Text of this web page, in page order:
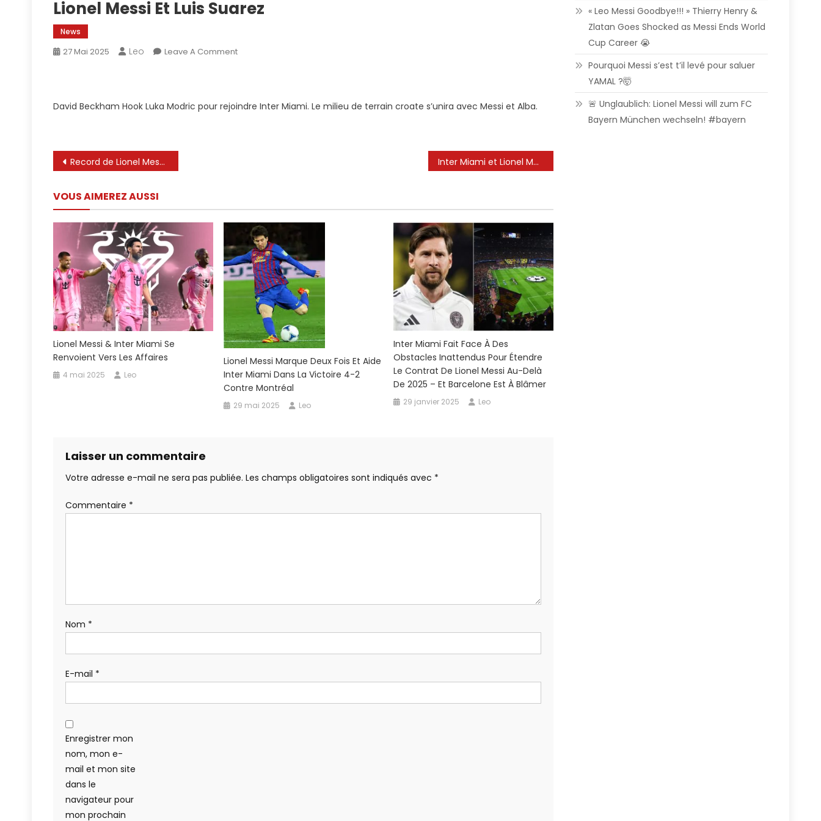
Lionel Messi Et Luis Suarez
News
27 Mai 2025 Leo Leave A CommentOn
Luka
Et
Luis
Suarez
David Beckham Hook Luka Modric pour rejoindre Inter Miami. Le milieu de terrain croate s’unira avec Messi et Alba.
Navigation
l’article
Record de Lionel Messi en Ligue des champions: Total Titres et ses plus grandes performances Inter Miami et Lionel Messi Rescue Tie – FM105.com.mx – La mère de tous !!! XHBQ-XEBQ
VOUS AIMEREZ AUSSI
Lionel Messi & Inter Miami Se
Renvoient Vers Les Affaires
4 mai 2025 Leo
Lionel Messi Marque Deux Fois Et Aide
Inter Miami Dans La Victoire 4-2
Contre Montréal
29 mai 2025 Leo
Inter Miami Fait Face À Des
Obstacles Inattendus Pour Étendre
Le Contrat De Lionel Messi Au-Delà
De 2025 – Et Barcelone Est À Blâmer
29 janvier 2025 Leo
Laisser un commentaire
Votre adresse e-mail ne sera pas publiée. Les champs obligatoires sont indiqués avec *
Commentaire *
Nom *
E-mail *
Enregistrer mon
nom, mon e-
mail et mon site
dans le
navigateur pour
mon prochain
« Leo Messi Goodbye!!! » Thierry Henry &
Zlatan Goes Shocked as Messi Ends World
Cup Career 😭
Pourquoi Messi s’est t’il levé pour saluer
YAMAL ?🤯
🚨 Unglaublich: Lionel Messi will zum FC
Bayern München wechseln! #bayern